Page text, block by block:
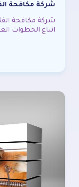
شركة مكافحة
شركة مكافحة
اتباع الخطوات